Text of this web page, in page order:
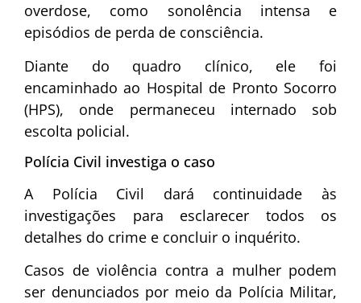
overdose, como sonolência intensa e
episódios de perda de consciência.
Diante do quadro clínico, ele foi
encaminhado ao Hospital de Pronto Socorro
(HPS), onde permaneceu internado sob
escolta policial.
Polícia Civil investiga o caso
A Polícia Civil dará continuidade às
investigações para esclarecer todos os
detalhes do crime e concluir o inquérito.
Casos de violência contra a mulher podem
ser denunciados por meio da Polícia Militar,